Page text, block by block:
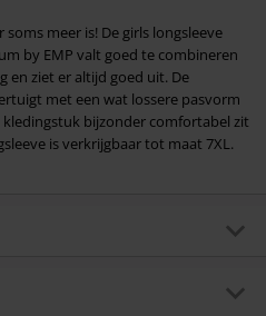
meer is! De girls longsleeve
by EMP valt goed te combineren
en ziet er altijd goed uit. De
met een wat lossere pasvorm
bijzonder comfortabel zit
is verkrijgbaar tot maat 7XL.